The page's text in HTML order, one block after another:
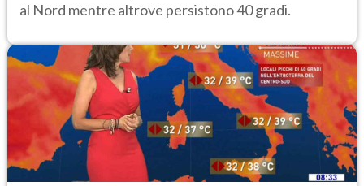
al Nord mentre altrove persistono 40 gradi.